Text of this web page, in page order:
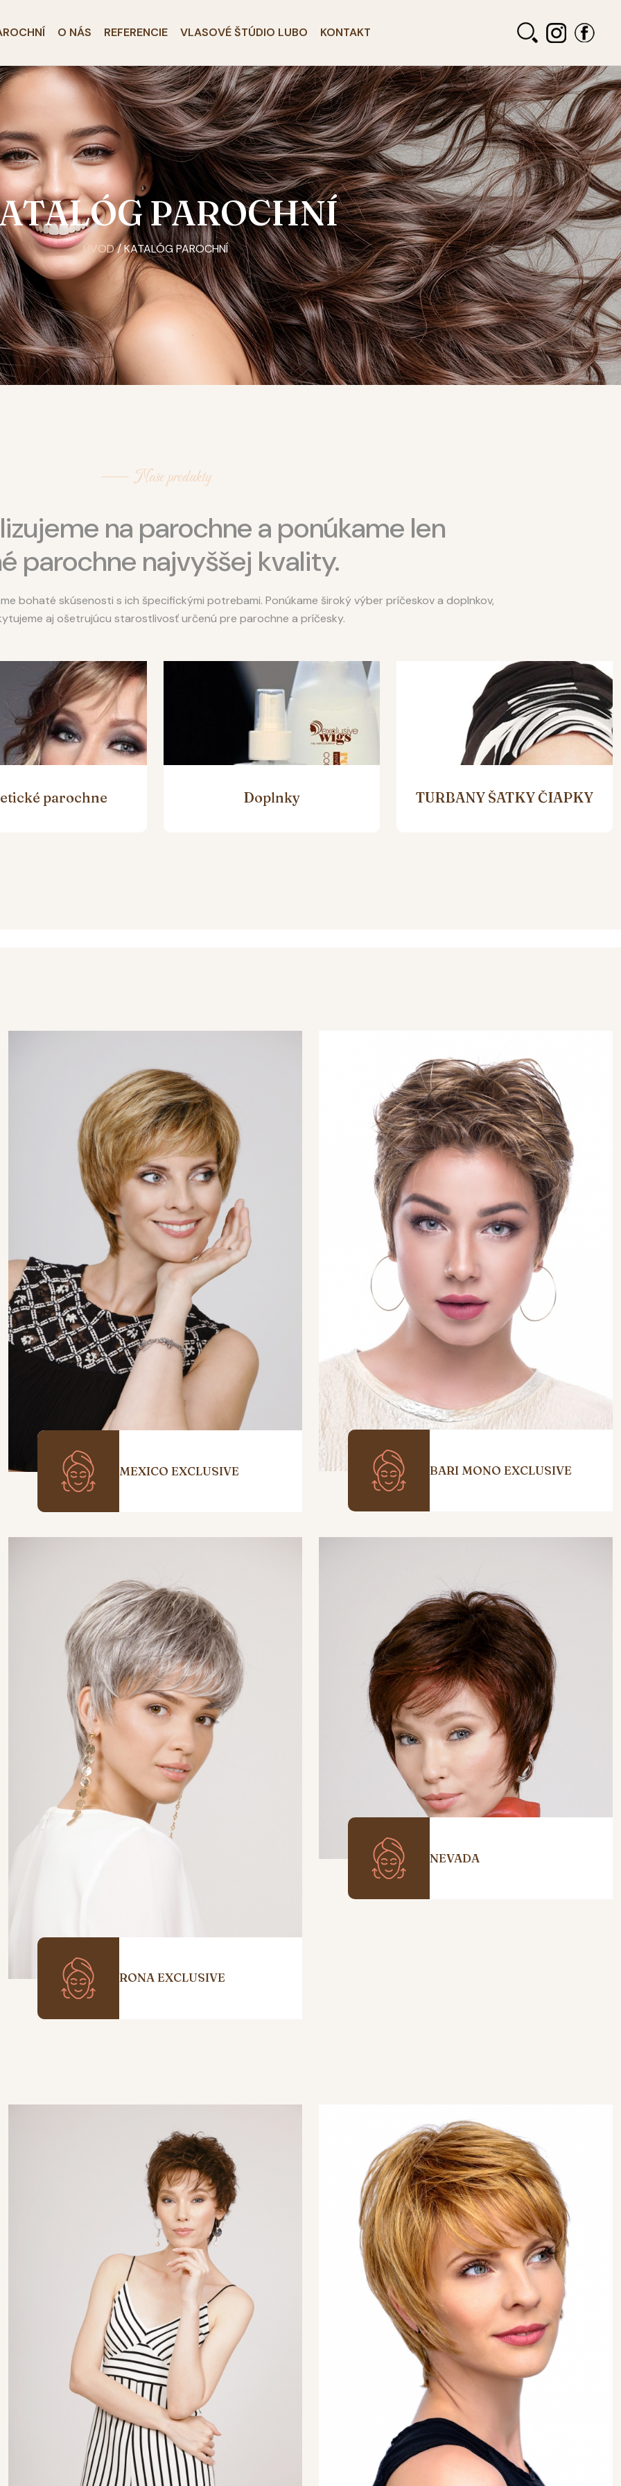
O NÁS REFERENCIE VLASOVÉ ŠTÚDIO LUBO KONTAKT
PAROCHNÍ
ÚVOD/ KATALÓG PAROCHNÍ
Naše produkty
na parochne a ponúkame len
parochne najvyššej kvality.
bohaté skúsenosti s ich špecifickými potrebami. Ponúkame široký výber príčeskov a doplnkov,
aj ošetrujúcu starostlivosť určenú pre parochne a príčesky.
parochne Doplnky TURBANY ŠATKY ČIAPKY
MEXICO EXCLUSIVE BARI MONO EXCLUSIVE
RONA EXCLUSIVE
NEVADA